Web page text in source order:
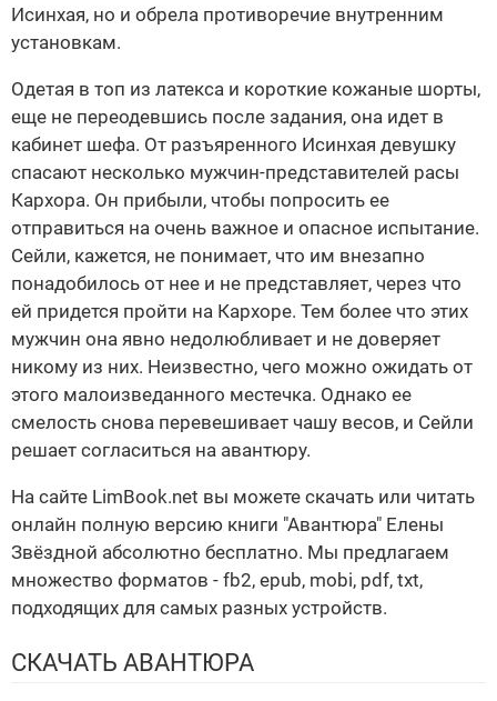
Исинхая, но и обрела противоречие внутренним
установкам.
Одетая в топ из латекса и короткие кожаные шорты,
еще не переодевшись после задания, она идет в
кабинет шефа. От разъяренного Исинхая девушку
спасают несколько мужчин-представителей расы
Кархора. Он прибыли, чтобы попросить ее
отправиться на очень важное и опасное испытание.
Сейли, кажется, не понимает, что им внезапно
понадобилось от нее и не представляет, через что
ей придется пройти на Кархоре. Тем более что этих
мужчин она явно недолюбливает и не доверяет
никому из них. Неизвестно, чего можно ожидать от
этого малоизведанного местечка. Однако ее
смелость снова перевешивает чашу весов, и Сейли
решает согласиться на авантюру.
На сайте LimBook.net вы можете скачать или читать
онлайн полную версию книги "Авантюра" Елены
Звёздной абсолютно бесплатно. Мы предлагаем
множество форматов - fb2, epub, mobi, pdf, txt,
подходящих для самых разных устройств.
СКАЧАТЬ АВАНТЮРА